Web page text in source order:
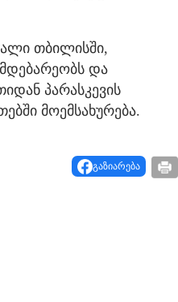
თბილისში,
და
პარასკევის
მოემსახურება.
გაზიარება